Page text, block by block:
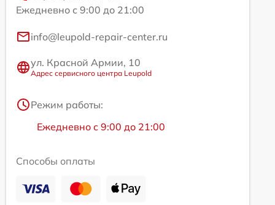
Ежедневно с 9:00 до 21:00
info@leupold-repair-center.ru
ул. Красной Армии, 10
Адрес сервисного центра Leupold
Режим работы:
Ежедневно с 9:00 до 21:00
Способы оплаты